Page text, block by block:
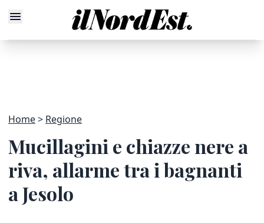
Home Regione
Mucillagini e chiazze nere a
riva, allarme tra i bagnanti
a Jesolo